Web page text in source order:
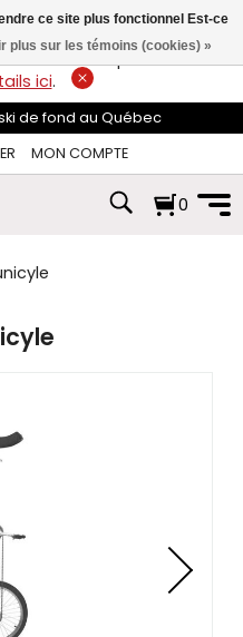
de plus de 74$*.
ici.
de fond au Québec
MON COMPTE
0
ce site plus fonctionnel Est-ce
plus sur les témoins (cookies) »